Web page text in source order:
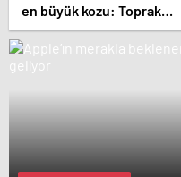
en büyük kozu: Toprak
elementleri